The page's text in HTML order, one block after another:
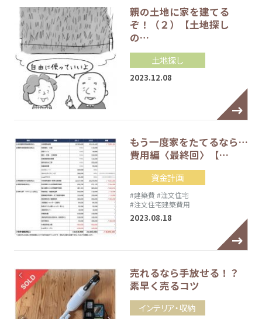
親の土地に家を建てる
ぞ！（２）【土地探し
の…
土地探し
2023.12.08
もう一度家をたてるなら…
費用編〈最終回〉【…
資金計画
#建築費 #注文住宅
#注文住宅建築費用
2023.08.18
売れるなら手放せる！？
素早く売るコツ
インテリア・収納